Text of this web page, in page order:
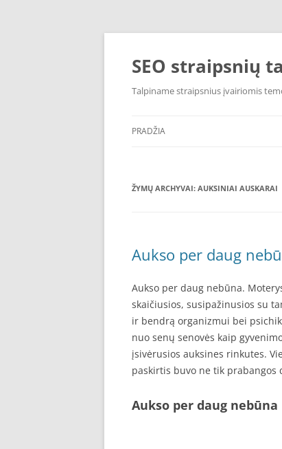
Pereiti
SEO straipsnių
Talpiname straipsnius įvairiomis
PRADŽIA
ŽYMŲ ARCHYVAI: AUKSINIAI AUSKARAI
Aukso per daug
Aukso per daug nebūna.
skaičiusios, susipažinusios su
ir bendrą organizmui bei
nuo senų senovės kaip
įsivėrusios auksines rinkutes.
paskirtis buvo ne tik prabangos
Aukso per daug nebūna